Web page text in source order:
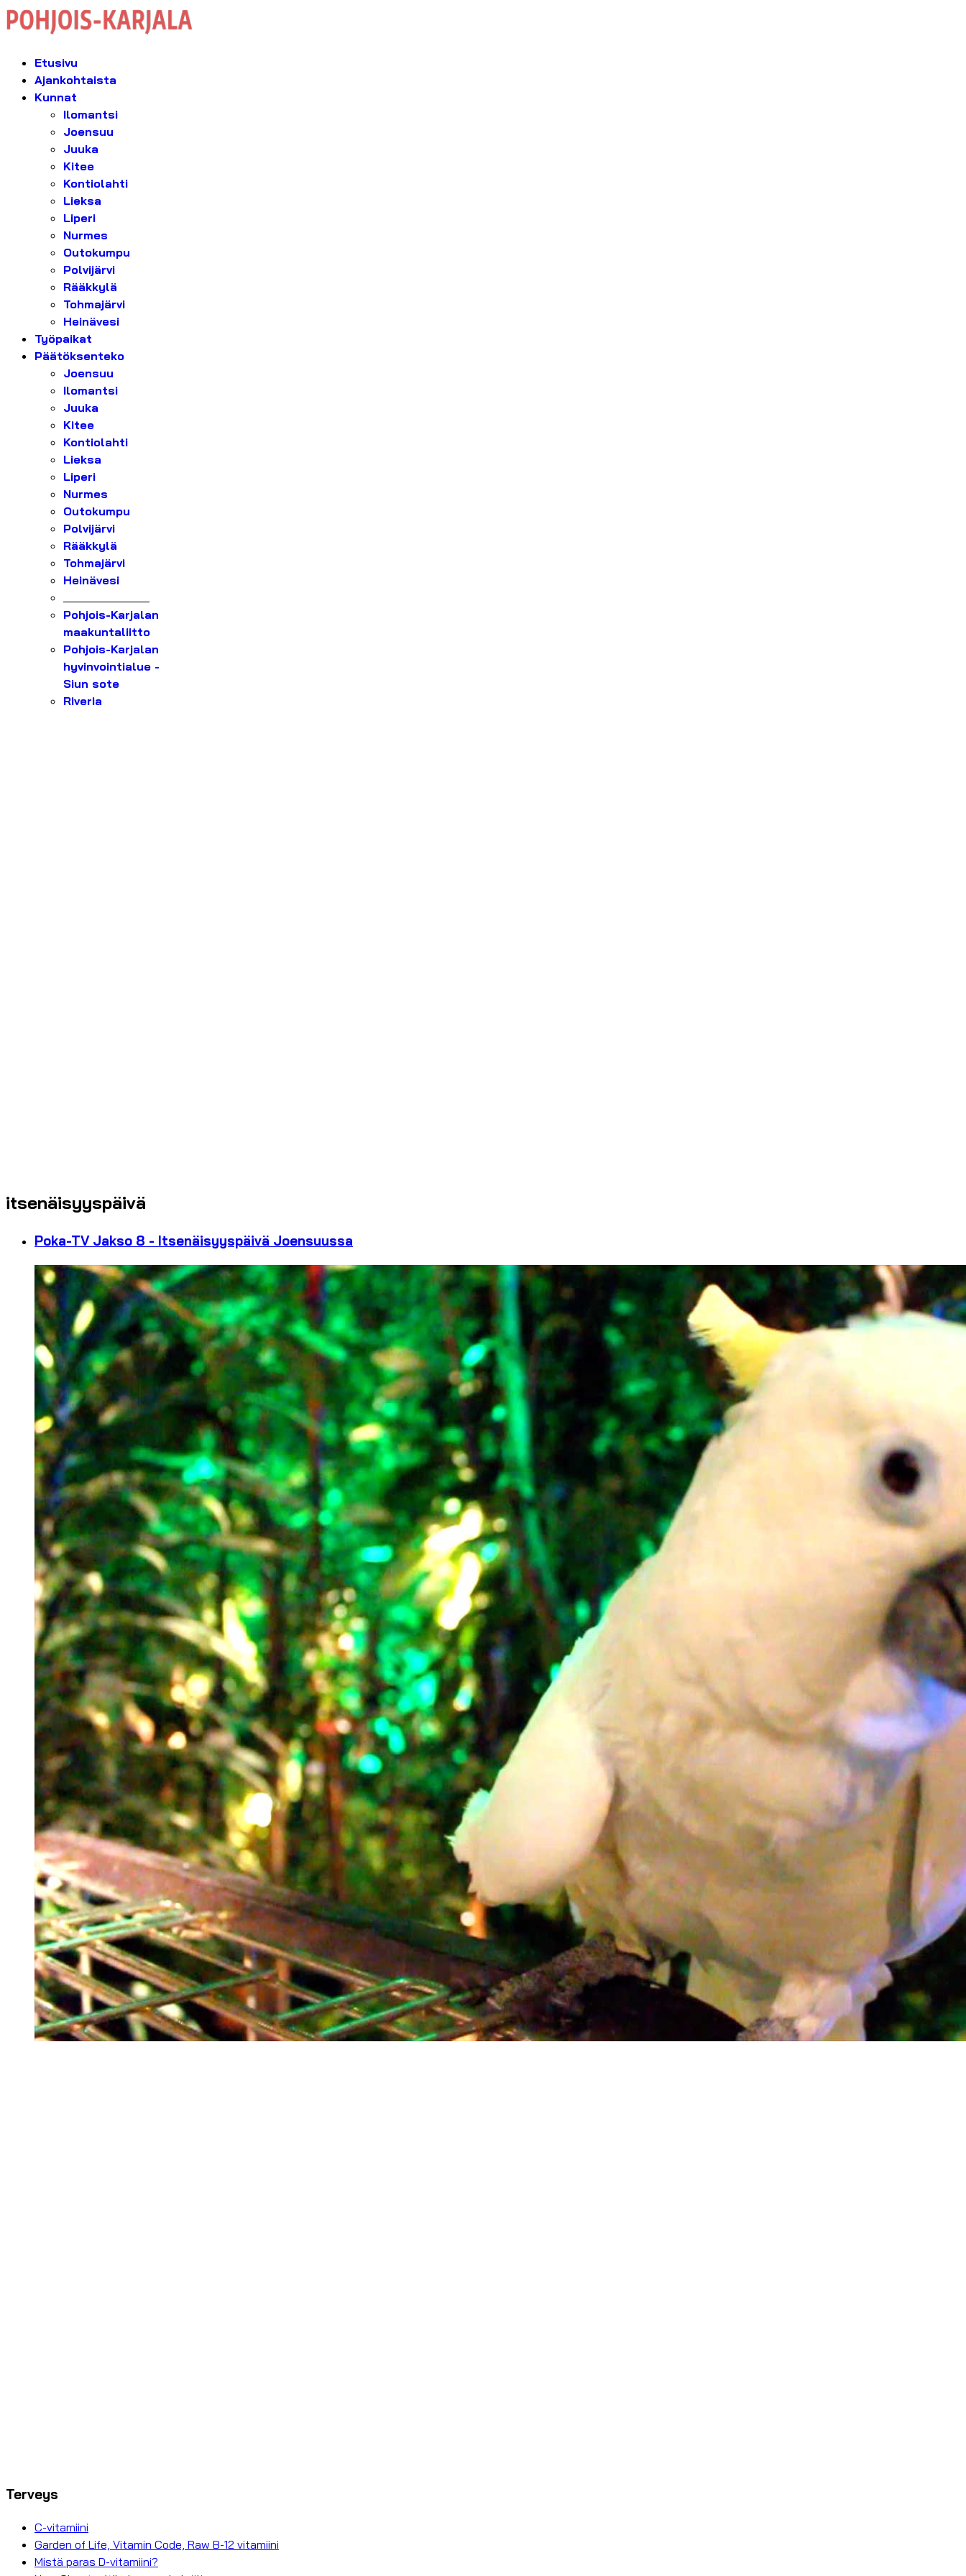
Etusivu
Ajankohtaista
Kunnat
Ilomantsi
Joensuu
Juuka
Kitee
Kontiolahti
Lieksa
Liperi
Nurmes
Outokumpu
Polvijärvi
Rääkkylä
Tohmajärvi
Heinävesi
Työpaikat
Päätöksenteko
Joensuu
Ilomantsi
Juuka
Kitee
Kontiolahti
Lieksa
Liperi
Nurmes
Outokumpu
Polvijärvi
Rääkkylä
Tohmajärvi
Heinävesi
Pohjois-Karjalan
maakuntaliitto
Pohjois-Karjalan
hyvinvointialue -
Siun sote
Riveria
itsenäisyyspäivä
Poka-TV Jakso 8 - Itsenäisyyspäivä Joensuussa
Terveys
C-vitamiini
Garden of Life, Vitamin Code, Raw B-12 vitamiini
Mistä paras D-vitamiini?